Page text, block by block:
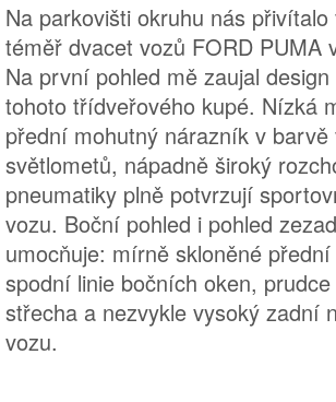
Na parkovišti okruhu nás
téměř dvacet vozů FORD PUMA
Na první pohled mě zaujal
tohoto třídveřového kupé. Nízká
přední mohutný nárazník v
světlometů, nápadně široký
pneumatiky plně potvrzují
vozu. Boční pohled i pohled
umocňuje: mírně skloněné
spodní linie bočních oken,
střecha a nezvykle vysoký zadní
vozu.